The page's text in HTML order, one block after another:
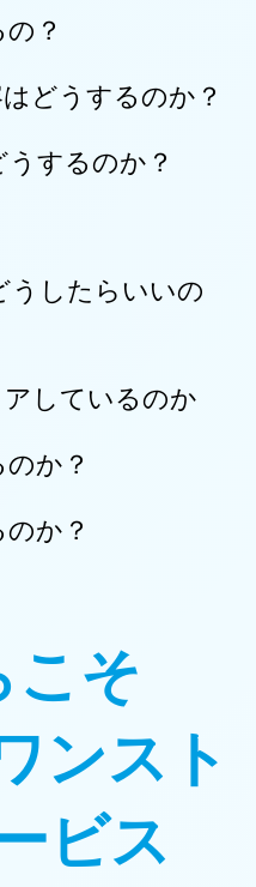
？
どうするのか？
するのか？
うしたらいいの
しているのか
か？
か？
そ
ンスト
ビス